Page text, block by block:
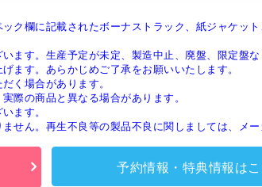
ク欄に記載されたボーナストラック、紙ジャケッ
ます。生産予定が未定、製造中止、廃盤、限定盤
ます。あらかじめご了承をお願いいたします。
く場合があります。
際の商品と異なる場合があります。
ます。
せん。再生不良等の製品不良に関しましては、メ
予約情報・特典情報はこ